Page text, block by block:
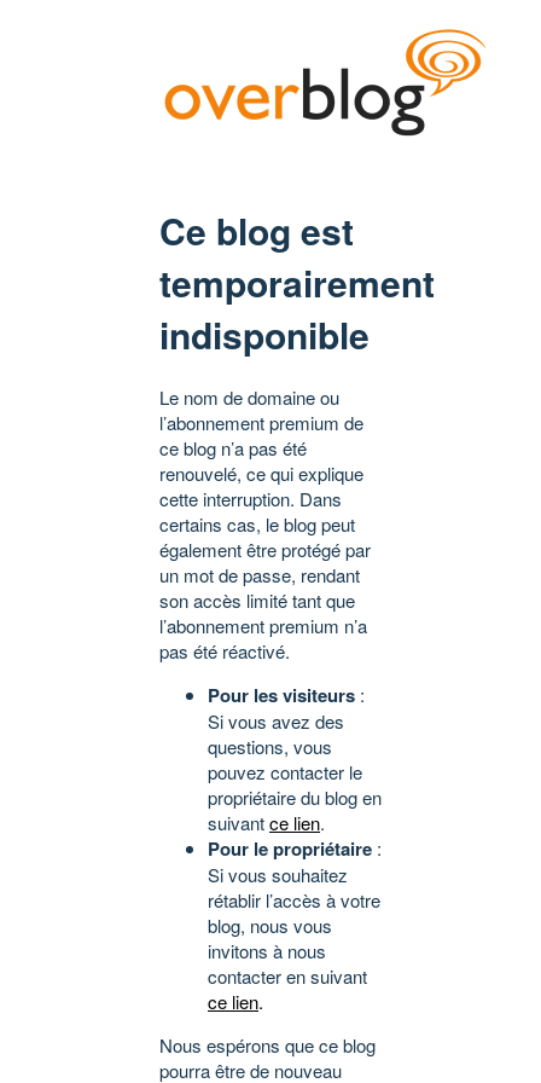
Ce blog est
temporairement
indisponible
Le nom de domaine ou
l’abonnement premium de
ce blog n’a pas été
renouvelé, ce qui explique
cette interruption. Dans
certains cas, le blog peut
également être protégé par
un mot de passe, rendant
son accès limité tant que
l’abonnement premium n’a
pas été réactivé.
Pour les visiteurs :
Si vous avez des
questions, vous
pouvez contacter le
propriétaire du blog en
suivantce lien.
Pour le propriétaire :
Si vous souhaitez
rétablir l’accès à votre
blog, nous vous
invitons à nous
contacter en suivant
ce lien.
Nous espérons que ce blog
pourra être de nouveau